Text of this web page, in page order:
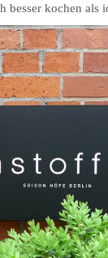
besser kochen als